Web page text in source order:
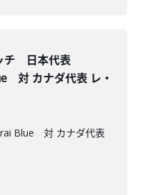
チ 日本代表
対 カナダ代表 レ・
Blue 対 カナダ代表